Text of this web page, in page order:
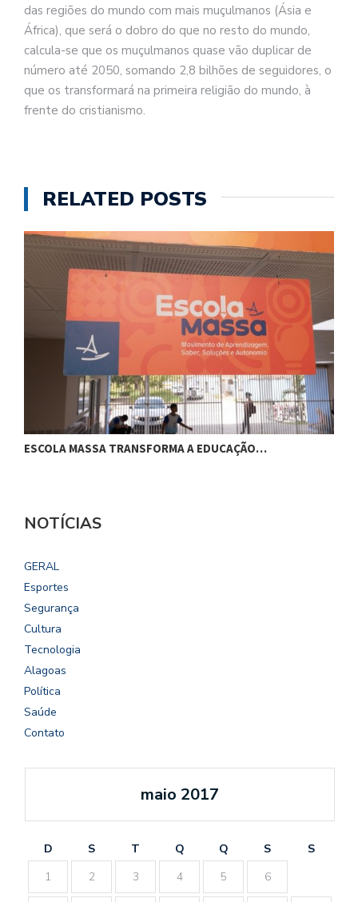
das regiões do mundo com mais muçulmanos (Ásia e
África), que será o dobro do que no resto do mundo,
calcula-se que os muçulmanos quase vão duplicar de
número até 2050, somando 2,8 bilhões de seguidores, o
que os transformará na primeira religião do mundo, à
frente do cristianismo.
RELATED POSTS
ESCOLA MASSA TRANSFORMA A EDUCAÇÃO…
NOTÍCIAS
GERAL
Esportes
Segurança
Cultura
Tecnologia
Alagoas
Política
Saúde
Contato
maio 2017
D S T Q Q S
S
1
2 3 4 5 6